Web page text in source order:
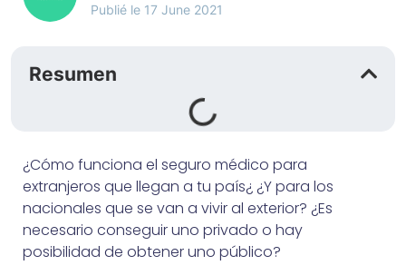
Publié le 17 June 2021
Resumen
¿Cómo funciona el seguro médico para
extranjeros que llegan a tu país¿ ¿Y para los
nacionales que se van a vivir al exterior? ¿Es
necesario conseguir uno privado o hay
posibilidad de obtener uno público?